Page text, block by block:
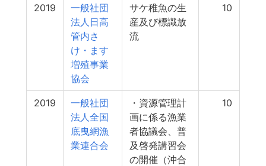
2019
一般社団
法人日高
管内さ
け・ます
増殖事業
協会
サケ稚魚の生
産及び標識放
流
10
2019
一般社団
法人全国
底曳網漁
業連合会
・資源管理計
画に係る漁業
者協議会、普
及啓発講習会
の開催（沖合
10